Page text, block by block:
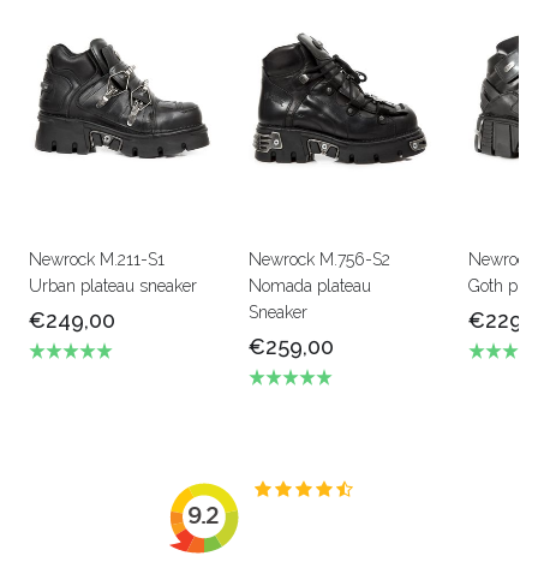
Newrock M.211-S1
Urban plateau sneaker
€249,00
Newrock M.756-S2
Nomada plateau
Sneaker
€259,00
Goth